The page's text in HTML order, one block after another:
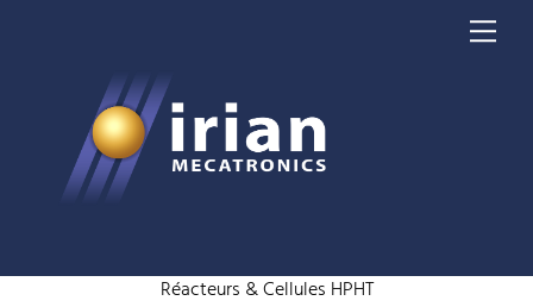
Réacteurs & Cellules HPHT